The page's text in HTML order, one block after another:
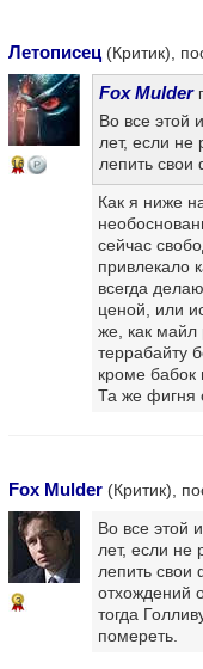
Летописец (Критик),
16
Fox Mulder
Во все этой
лет, если
лепить свои
Как я ниже
сейчас
привлекало
всегда
ценой, или
же, как майл
террабайту
кроме бабок
Та же фигня
Fox Mulder (Критик),
3
Во все этой
лет, если не
лепить
отхождений
тогда
помереть.